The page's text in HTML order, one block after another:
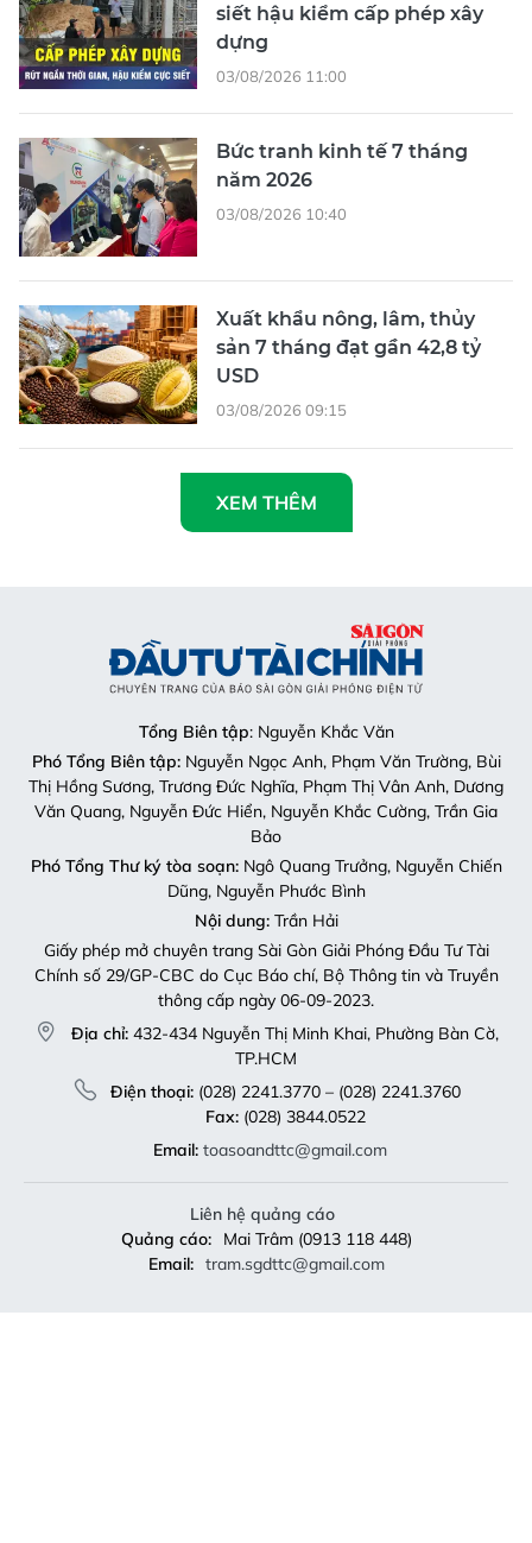
siết hậu kiểm cấp phép xây
dựng
03/08/2026 11:00
Bức tranh kinh tế 7 tháng
năm 2026
03/08/2026 10:40
Xuất khẩu nông, lâm, thủy
sản 7 tháng đạt gần 42,8 tỷ
USD
03/08/2026 09:15
XEM THÊM
Tổng Biên tập: Nguyễn Khắc Văn
Phó Tổng Biên tập:Nguyễn Ngọc Anh, Phạm Văn Trường, Bùi
Thị Hồng Sương, Trương Đức Nghĩa, Phạm Thị Vân Anh, Dương
Văn Quang, Nguyễn Đức Hiển, Nguyễn Khắc Cường, Trần Gia
Bảo
Phó Tổng Thư ký tòa soạn:Ngô Quang Trưởng, Nguyễn Chiến
Dũng, Nguyễn Phước Bình
Nội dung:Trần Hải
Giấy phép mở chuyên trang Sài Gòn Giải Phóng Đầu Tư Tài
Chính số 29/GP-CBC do Cục Báo chí, Bộ Thông tin và Truyền
thông cấp ngày 06-09-2023.
Địa chỉ: 432-434 Nguyễn Thị Minh Khai, Phường Bàn Cờ,
TP.HCM
Điện thoại:(028) 2241.3770 – (028) 2241.3760
Fax:(028) 3844.0522
Email: toasoandttc@gmail.com
Liên hệ quảng cáo
Quảng cáo:
Mai Trâm (0913 118 448)
Email: tram.sgdttc@gmail.com